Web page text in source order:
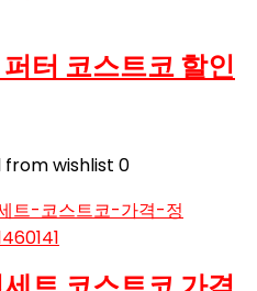
터 코스트코 할인
from wishlist 0